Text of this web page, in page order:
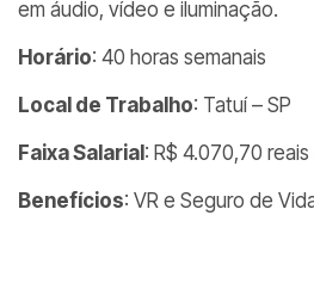
em áudio, vídeo e iluminação.
Horário: 40 horas semanais
Local de Trabalho: Tatuí – SP
Faixa Salarial : R$ 4.070,70
Benefícios: VR e Seguro de